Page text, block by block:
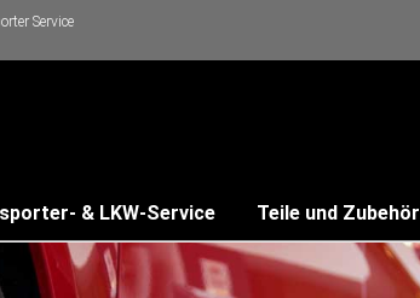
Service
& LKW-Service Teile und Zubehör